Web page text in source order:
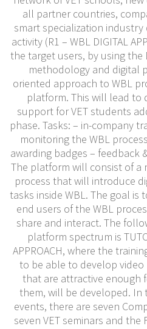
all partner countries,
smart specialization industry
activity (R1 – WBL DIGITAL
the target users, by using the
methodology and digital
oriented approach to WBL
platform. This will lead to
support for VET students
phase. Tasks: – in-company
monitoring the WBL
awarding badges – feedback
The platform will consist of a
process that will introduce
tasks inside WBL. The goal is
end users of the WBL
share and interact. The
platform spectrum is
APPROACH, where the
to be able to develop
that are attractive enough
them, will be developed.
events, there are seven
seven VET seminars and the